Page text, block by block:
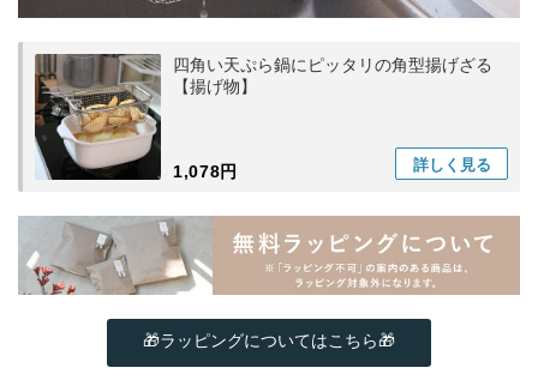
四角い天ぷら鍋にピッタリの角型揚げざる
【揚げ物】
1,078円 詳しく 見る
🎁ラッピングについてはこちら🎁